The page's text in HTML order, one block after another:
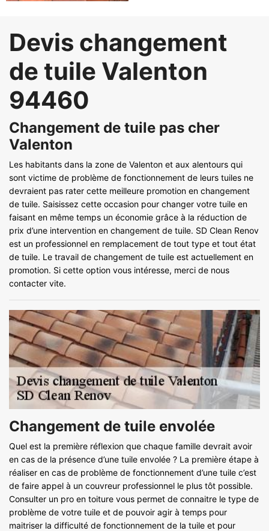
Devis changement
de tuile Valenton
94460
Changement de tuile pas cher
Valenton
Les habitants dans la zone de Valenton et aux alentours qui
sont victime de problème de fonctionnement de leurs tuiles ne
devraient pas rater cette meilleure promotion en changement
de tuile. Saisissez cette occasion pour changer votre tuile en
faisant en même temps un économie grâce à la réduction de
prix d’une intervention en changement de tuile. SD Clean Renov
est un professionnel en remplacement de tout type et tout état
de tuile. Le travail de changement de tuile est actuellement en
promotion. Si cette option vous intéresse, merci de nous
contacter vite.
Changement de tuile envolée
Quel est la première réflexion que chaque famille devrait avoir
en cas de la présence d’une tuile envolée ? La première étape à
réaliser en cas de problème de fonctionnement d’une tuile c’est
de faire appel à un couvreur professionnel le plus tôt possible.
Consulter un pro en toiture vous permet de connaitre le type de
problème de votre tuile et de pouvoir agir à temps pour
maitriser la difficulté de fonctionnement de la tuile et pour